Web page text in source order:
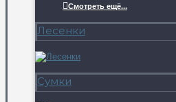
Смотреть ещё...
Лесенки
Сумки